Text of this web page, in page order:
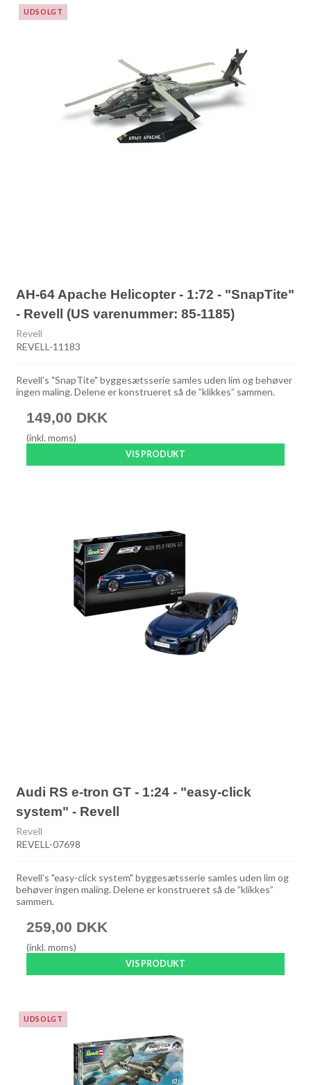
UDSOLGT
AH-64 Apache Helicopter - 1:72 - "SnapTite"
- Revell (US varenummer: 85-1185)
Revell
REVELL-11183
Revell’s "SnapTite" byggesætsserie samles uden lim og behøver
ingen maling. Delene er konstrueret så de ”klikkes” sammen.
149,00 DKK
(inkl. moms)
VIS PRODUKT
Audi RS e-tron GT - 1:24 - "easy-click
system" - Revell
Revell
REVELL-07698
Revell’s "easy-click system" byggesætsserie samles uden lim og
behøver ingen maling. Delene er konstrueret så de ”klikkes”
sammen.
259,00 DKK
(inkl. moms)
VIS PRODUKT
UDSOLGT